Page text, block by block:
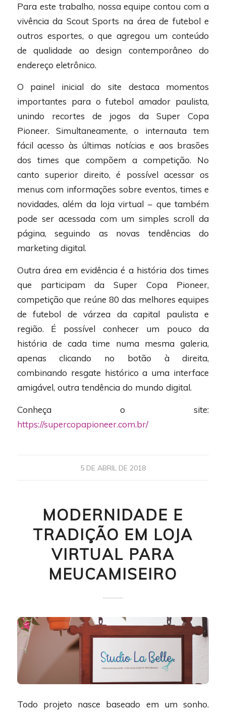
Para este trabalho, nossa equipe contou com a
vivência da Scout Sports na área de futebol e
outros esportes, o que agregou um conteúdo
de qualidade ao design contemporâneo do
endereço eletrônico.
O painel inicial do site destaca momentos
importantes para o futebol amador paulista,
unindo recortes de jogos da Super Copa
Pioneer. Simultaneamente, o internauta tem
fácil acesso às últimas notícias e aos brasões
dos times que compõem a competição. No
canto superior direito, é possível acessar os
menus com informações sobre eventos, times e
novidades, além da loja virtual – que também
pode ser acessada com um simples scroll da
página, seguindo as novas tendências do
marketing digital.
Outra área em evidência é a história dos times
que participam da Super Copa Pioneer,
competição que reúne 80 das melhores equipes
de futebol de várzea da capital paulista e
região. É possível conhecer um pouco da
história de cada time numa mesma galeria,
apenas clicando no botão à direita,
combinando resgate histórico a uma interface
amigável, outra tendência do mundo digital.
Conheça o site:
https://supercopapioneer.com.br/
5 DE ABRIL DE 2018
MODERNIDADE E
TRADIÇÃO EM LOJA
VIRTUAL PARA
MEUCAMISEIRO
Todo projeto nasce baseado em um sonho.